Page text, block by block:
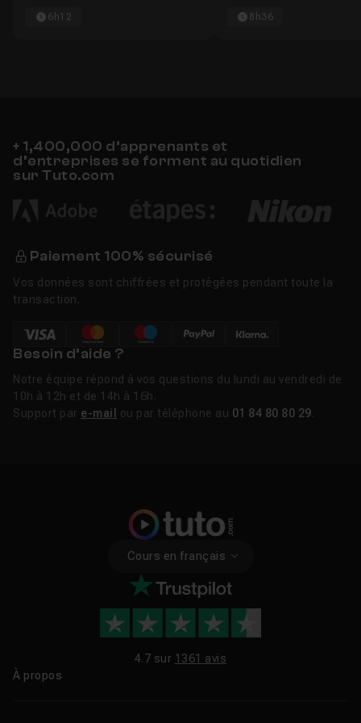
6h12 8h36
+ 1,400,000 d’apprenants et
d’entreprises se forment au quotidien
sur Tuto.com
Paiement 100% sécurisé
Vos données sont chiffrées et protégées pendant toute la
transaction.
Besoin d’aide ?
Notre équipe répond à vos questions du lundi au vendredi de
10h à 12h et de 14h à 16h.
Support par e-mail ou par téléphone au 01 84 80 80 29
Cours en français
4.7 sur 1361 avis
À propos